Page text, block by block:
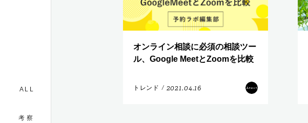
ALL
考察
オンライン相談に必須の相談ツー
ル、Google MeetとZoomを比較
トレンド / 2021.04.16